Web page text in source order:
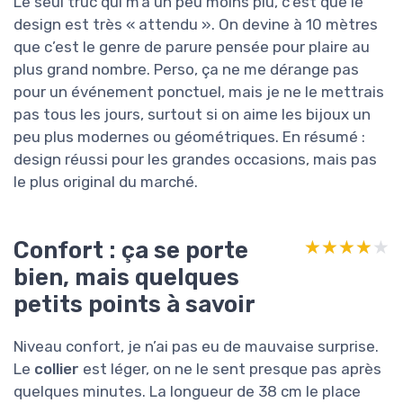
design est très « attendu ». On devine à 10 mètres
que c’est le genre de parure pensée pour plaire au
plus grand nombre. Perso, ça ne me dérange pas
pour un événement ponctuel, mais je ne le mettrais
pas tous les jours, surtout si on aime les bijoux un
peu plus modernes ou géométriques. En résumé :
design réussi pour les grandes occasions, mais pas
le plus original du marché.
Confort : ça se porte
bien, mais quelques
petits points à savoir
★★★★★
★★★★★
Niveau confort, je n’ai pas eu de mauvaise surprise.
Le collier est léger, on ne le sent presque pas après
quelques minutes. La longueur de 38 cm le place